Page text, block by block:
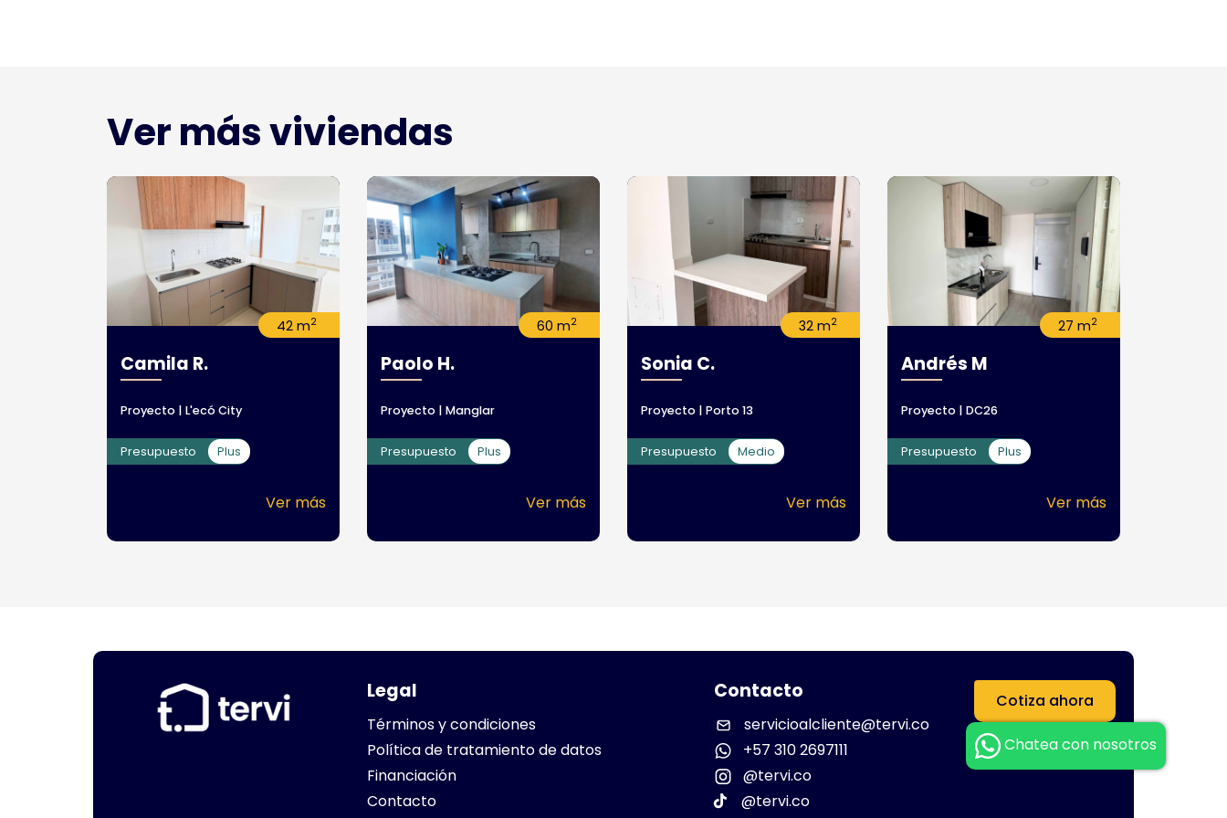
Ver más viviendas
42 m2
Camila R.
Proyecto | L'ecó City
Presupuesto Plus
Ver más
60 m2
Paolo H.
Proyecto | Manglar
Presupuesto Plus
Ver más
32 m2
Sonia C.
Proyecto | Porto 13
Presupuesto Medio
Ver más
27 m2
Andrés M
Proyecto | DC26
Presupuesto Plus
Ver más
Legal
Términos y condiciones
Política de tratamiento de datos
Financiación
Contacto
Contacto
servicioalcliente@tervi.co
+57 310 2697111
@tervi.co
@tervi.co
Cotiza ahora
Chatea con nosotros